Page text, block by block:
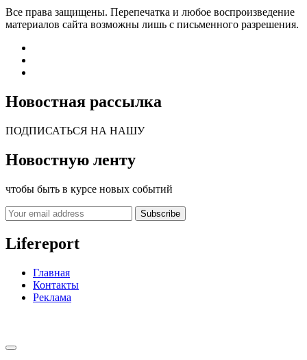
Все права защищены. Перепечатка и любое воспроизведение
материалов сайта возможны лишь с письменного разрешения.
Новостная рассылка
ПОДПИСАТЬСЯ НА НАШУ
Новостную ленту
чтобы быть в курсе новых событий
Subscribe
Lifereport
Главная
Контакты
Реклама